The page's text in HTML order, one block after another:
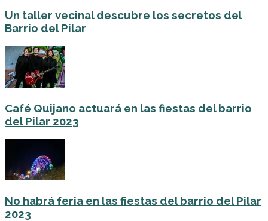
Un taller vecinal descubre los secretos del
Barrio del Pilar
Café Quijano actuará en las fiestas del barrio
del Pilar 2023
No habrá feria en las fiestas del barrio del Pilar
2023